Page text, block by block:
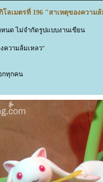
ลเมตรที่ 196 "สาเหตุของความ
หนด ไม่จำกัดรูปแบบงานเขียน
ความล้มเหลว"
กทุกคน